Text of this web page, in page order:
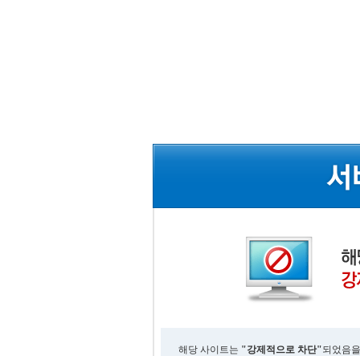
해당 사이트는 "강제적으로 차단"되었음